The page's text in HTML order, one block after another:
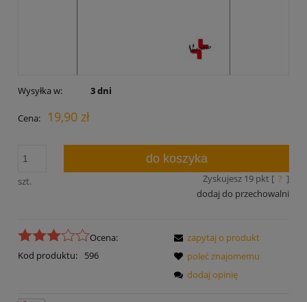
Wysyłka w: 3 dni
Cena: 19,90 zł
szt.
do koszyka
Zyskujesz 19pkt [ ? ]
dodaj do przechowalni
Ocena:
Kod produktu:
596
zapytaj o produkt
poleć znajomemu
dodaj opinię